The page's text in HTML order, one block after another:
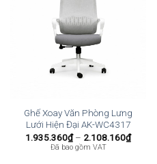
Ghế Xoay Văn Phòng Lưng
Lưới Hiện Đại AK-WC4317
1.935.360₫ – 2.108.160₫Khoảng
giá:
Đã bao gồm VAT